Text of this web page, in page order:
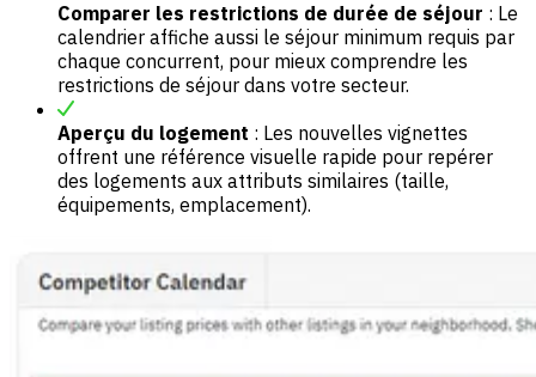
Comparer les restrictions de durée de séjour : Le
calendrier affiche aussi le séjour minimum requis par
chaque concurrent, pour mieux comprendre les
restrictions de séjour dans votre secteur.
Aperçu du logement : Les nouvelles vignettes
offrent une référence visuelle rapide pour repérer
des logements aux attributs similaires (taille,
équipements, emplacement).